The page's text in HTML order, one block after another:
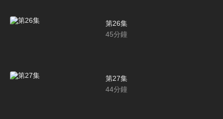
第26集
45分鐘
第27集
44分鐘